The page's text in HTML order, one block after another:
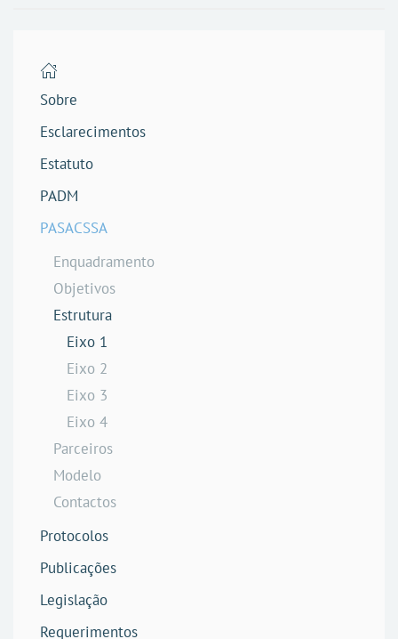
Sobre
Esclarecimentos
Estatuto
PADM
PASACSSA
Enquadramento
Objetivos
Estrutura
Eixo 1
Eixo 2
Eixo 3
Eixo 4
Parceiros
Modelo
Contactos
Protocolos
Publicações
Legislação
Requerimentos